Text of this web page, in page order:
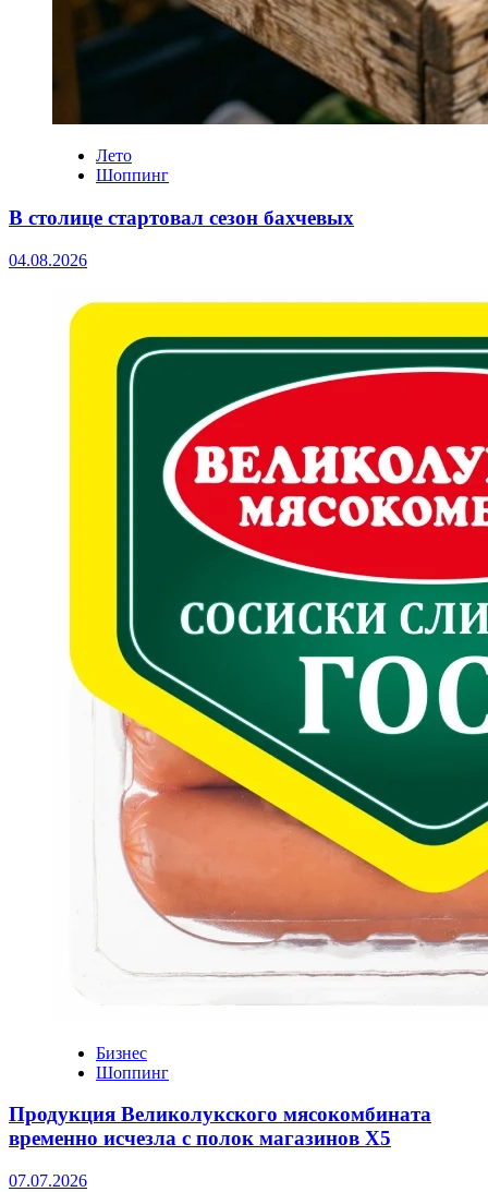
Лето
Шоппинг
В столице стартовал сезон бахчевых
04.08.2026
Бизнес
Шоппинг
Продукция Великолукского мясокомбината
временно исчезла с полок магазинов Х5
07.07.2026